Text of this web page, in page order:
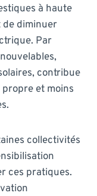
à haute
diminuer
Par
contribue
et moins
collectivités
ces pratiques.